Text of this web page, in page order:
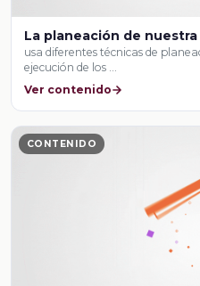
La planeación de
usa diferentes técnicas de
ejecución de los …
Ver contenido
CONTENIDO